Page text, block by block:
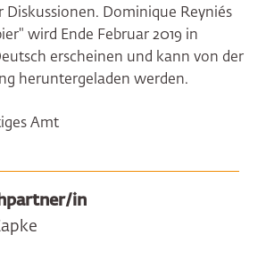
Dominique Reyniés
wird Ende Februar 2019 in
erscheinen und kann von der
heruntergeladen werden.
Amt
in